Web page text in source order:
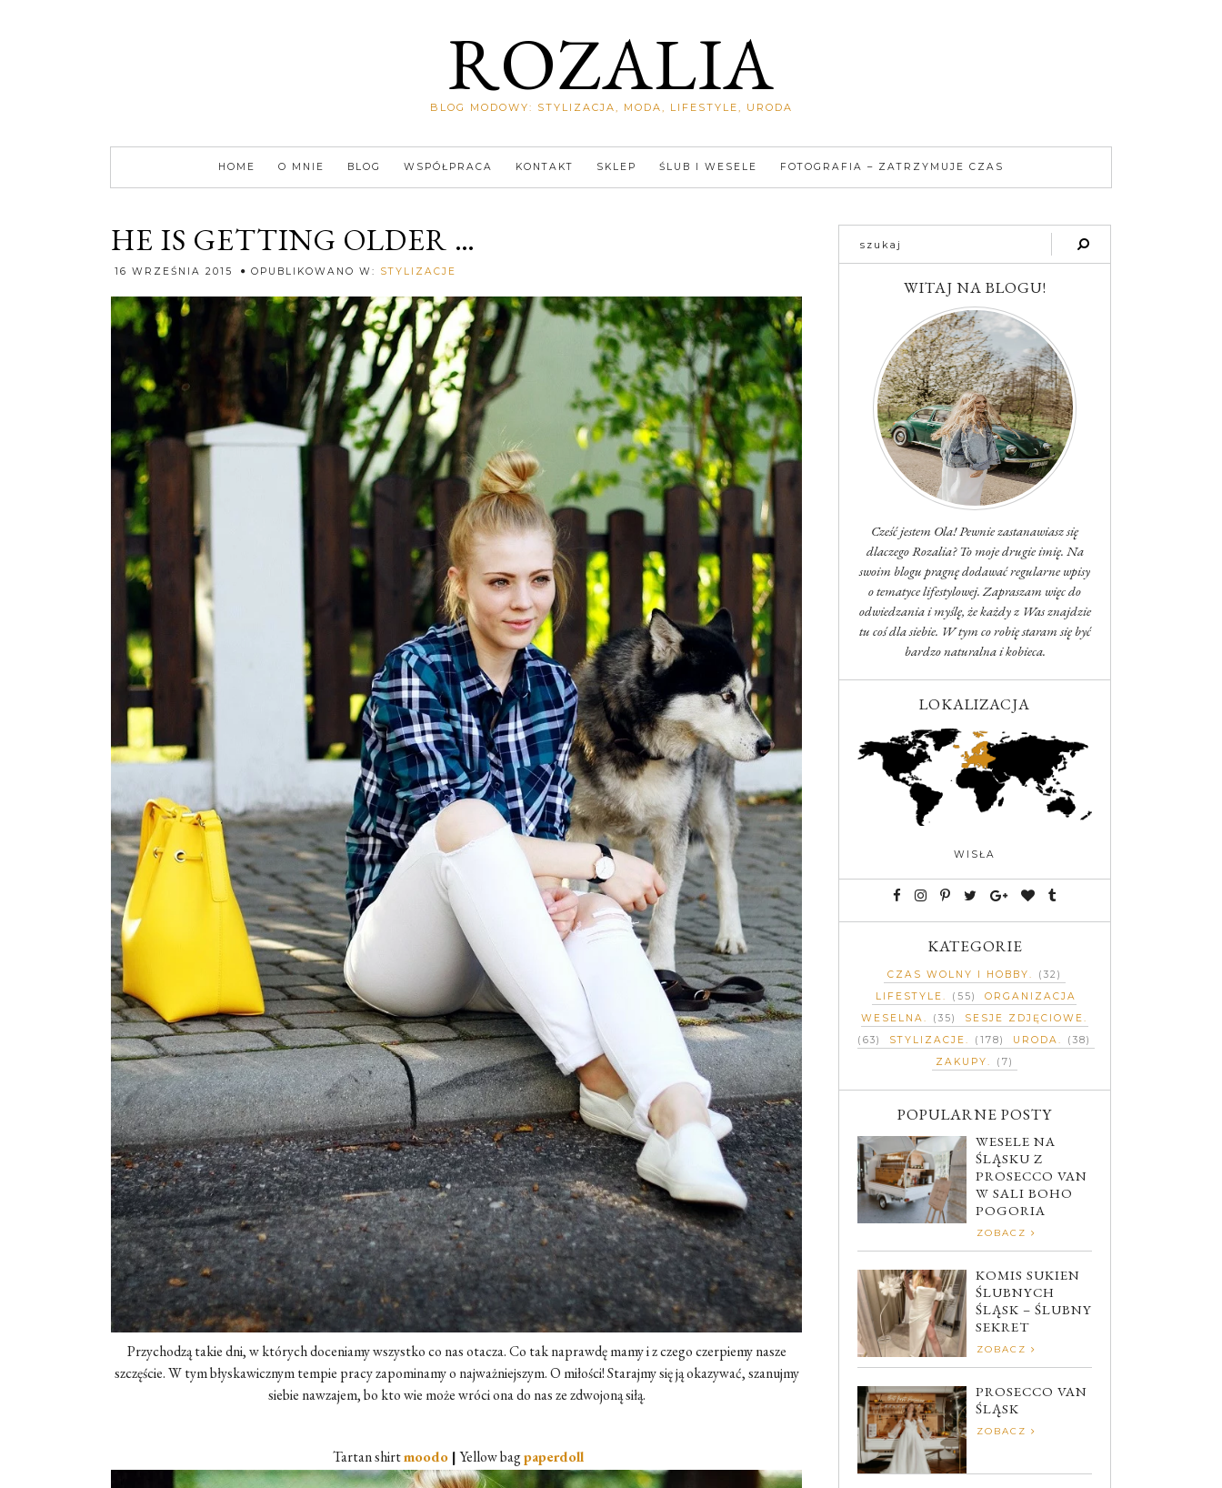
ROZALIA
BLOG MODOWY: STYLIZACJA, MODA, LIFESTYLE, URODA
HOME O MNIE BLOG WSPÓŁPRACA KONTAKT SKLEP ŚLUB I WESELE FOTOGRAFIA – ZATRZYMUJE CZAS
HE IS GETTING OLDER …
16 WRZEŚNIA 2015 OPUBLIKOWANO W: STYLIZACJE
Przychodzą takie dni, w których doceniamy wszystko co nas otacza. Co tak naprawdę mamy i z czego czerpiemy nasze
szczęście. W tym błyskawicznym tempie pracy zapominamy o najważniejszym. O miłości! Starajmy się ją okazywać, szanujmy
siebie nawzajem, bo kto wie może wróci ona do nas ze zdwojoną siłą.
Tartan shirtmoodo|Yellow bagpaperdoll
WITAJ NA BLOGU!
Cześć jestem Ola! Pewnie zastanawiasz się
dlaczego Rozalia? To moje drugie imię. Na
swoim blogu pragnę dodawać regularne wpisy
o tematyce lifestylowej. Zapraszam więc do
odwiedzania i myślę, że każdy z Was znajdzie
tu coś dla siebie. W tym co robię staram się być
bardzo naturalna i kobieca.
LOKALIZACJA
WISŁA
KATEGORIE
CZAS WOLNY I HOBBY
(32)
LIFESTYLE
(55)
ORGANIZACJA
WESELNA
(35)
SESJE ZDJĘCIOWE
(63)
STYLIZACJE (178) URODA
(38)
ZAKUPY
(7)
POPULARNE POSTY
WESELE NA
ŚLĄSKU Z
PROSECCO VAN
W SALI BOHO
POGORIA
ZOBACZ
KOMIS SUKIEN
ŚLUBNYCH
ŚLĄSK – ŚLUBNY
SEKRET
ZOBACZ
PROSECCO VAN
ŚLĄSK
ZOBACZ